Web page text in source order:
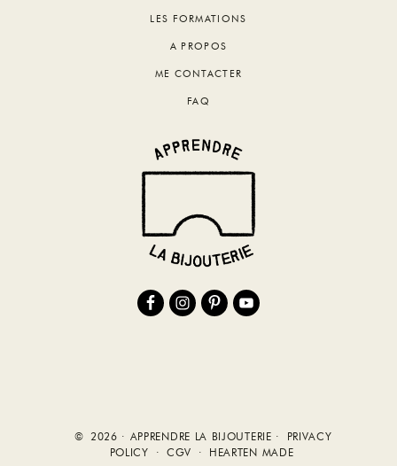
LES FORMATIONS
A PROPOS
ME CONTACTER
FAQ
© 2026 · APPRENDRE LA BIJOUTERIE ·
PRIVACY
POLICY
· CGV · HEARTEN MADE